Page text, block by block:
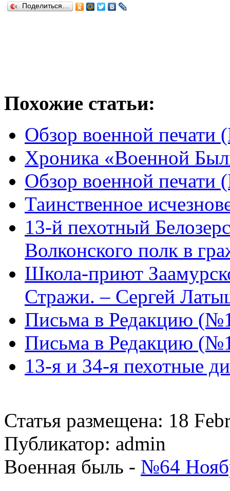
Поделиться…
Похожие статьи:
Обзор военной печати
Хроника «Военной
Обзор военной печати
Таинственное
13-й пехотный
Волконского полк в
Школа-приют
Стражи. – Сергей
Письма в Редакцию
Письма в Редакцию
13-я и 34-я пехотные
Статья размещена: 18
Публикатор: admin
Военная быль - №64